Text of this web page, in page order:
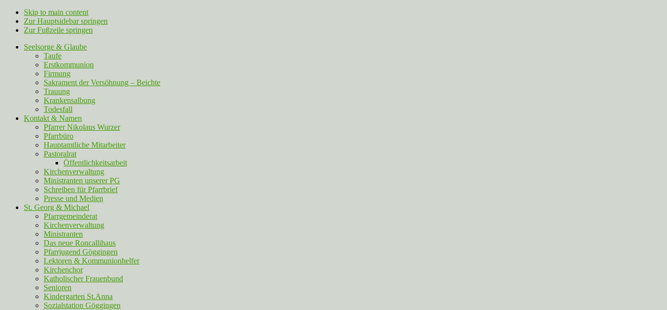
Skip to main content
Zur Hauptsidebar springen
Zur Fußzeile springen
Seelsorge & Glaube
Taufe
Erstkommunion
Firmung
Sakrament der Versöhnung – Beichte
Trauung
Krankensalbung
Todesfall
Kontakt & Namen
Pfarrer Nikolaus Wurzer
Pfarrbüro
Hauptamtliche Mitarbeiter
Pastoralrat
Öffentlichkeitsarbeit
Kirchenverwaltung
Ministranten unserer PG
Schreiben für Pfarrbrief
Presse und Medien
St. Georg & Michael
Pfarrgemeinderat
Kirchenverwaltung
Ministranten
Das neue Roncallihaus
Pfarrjugend Göggingen
Lektoren & Kommunionhelfer
Kirchenchor
Katholischer Frauenbund
Senioren
Kindergarten St.Anna
Sozialstation Göggingen